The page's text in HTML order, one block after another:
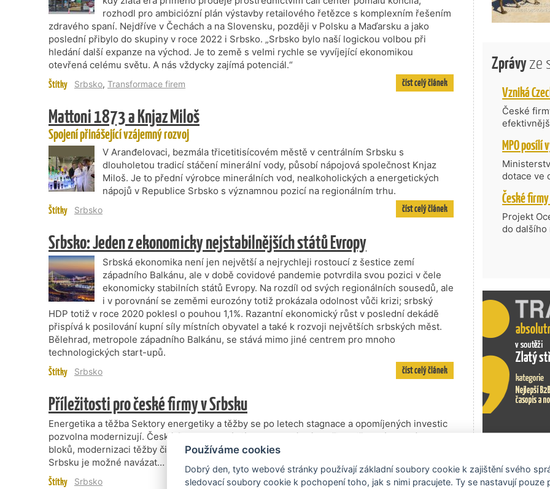
rozhodl pro ambiciózní plán výstavby retailového řetězce s komplexním řešením
zdravého spaní. Nejdříve v Čechách a na Slovensku, později v Polsku a Maďarsku a jako
poslední přibylo do skupiny v roce 2022 i Srbsko. „Srbsko bylo naší logickou volbou při
hledání další expanze na východ. Je to země s velmi rychle se vyvíjející ekonomikou
otevřená celému světu. A nás vždycky zajímá potenciál.“
Štítky Srbsko, Transformace firem číst celý článek
Mattoni 1873 a Knjaz Miloš
Spojení přinášející vzájemný rozvoj
V Aranđelovaci, bezmála třicetitisícovém městě v centrálním Srbsku s
dlouholetou tradicí stáčení minerální vody, působí nápojová společnost Knjaz
Miloš. Je to přední výrobce minerálních vod, nealkoholických a energetických
nápojů v Republice Srbsko s významnou pozicí na regionálním trhu.
Štítky Srbsko číst celý článek
Srbsko: Jeden z ekonomicky nejstabilnějších států Evropy
Srbská ekonomika není jen největší a nejrychleji rostoucí z šestice zemí
západního Balkánu, ale v době covidové pandemie potvrdila svou pozici v čele
ekonomicky stabilních států Evropy. Na rozdíl od svých regionálních sousedů, ale
i v porovnání se zeměmi eurozóny totiž prokázala odolnost vůči krizi; srbský
HDP totiž v roce 2020 poklesl o pouhou 1,1%. Razantní ekonomický růst v poslední dekádě
přispívá k posilování kupní síly místních obyvatel a také k rozvoji největších srbských měst.
Bělehrad, metropole západního Balkánu, se stává mimo jiné centrem pro mnoho
technologických start-upů.
Štítky Srbsko číst celý článek
Příležitosti pro české firmy v Srbsku
Energetika a těžba Sektory energetiky a těžby se po letech stagnace a opomíjených investic
pozvolna modernizují. České firmy se podílejí na subdodávkách při odsiřovaní uhelných
bloků, modernizaci těžby či dodávkách pásových dopravníků a staví malé vodní elektrárny. V
Srbsku je možné navázat…
Štítky Srbsko číst celý článek
Zprávyze
České
nabídne
zahraniční
dotace ve
Transfer,
Částkou
umělé
do
Projekt
do dalšího
prosazují
nejen
příběh.
Exportní
Používáme cookies
Dobrý den, tyto webové stránky používají základní soubory cookie k zajištění svého
sledovací soubory cookie k pochopení toho, jak s nimi pracujete. Ty se nastavují pouze